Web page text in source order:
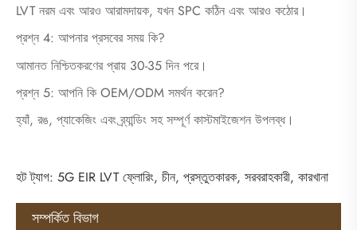
LVT নরম এবং আরও আরামদায়ক, যখন SPC কঠিন এবং আরও কঠোর।
প্রশ্ন 4: আপনার প্রসবের সময় কি?
আমানত নিশ্চিতকরণের প্রায় 30-35 দিন পরে।
প্রশ্ন 5: আপনি কি OEM/ODM সমর্থন করেন?
হ্যাঁ, রঙ, প্যাকেজিং এবং ব্র্যান্ডিং সহ সম্পূর্ণ কাস্টমাইজেশন উপলব্ধ।
হট ট্যাগ: 5G EIR LVT ফ্লোরিং, চীন, প্রস্তুতকারক, সরবরাহকারী, কারখানা
সম্পর্কিত বিভাগ